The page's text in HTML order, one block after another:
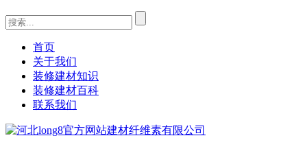
首页
关于我们
装修建材知识
装修建材百科
联系我们